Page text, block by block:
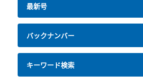
最新号
バックナンバー
キーワード検索